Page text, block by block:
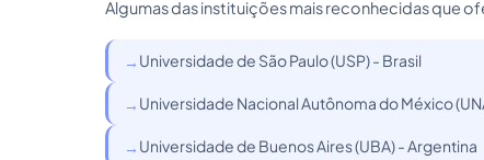
Algumas das instituições mais reconhecidas que
Universidade de São Paulo (USP) - Brasil
Universidade Nacional Autônoma do México
Universidade de Buenos Aires (UBA) - Argentina